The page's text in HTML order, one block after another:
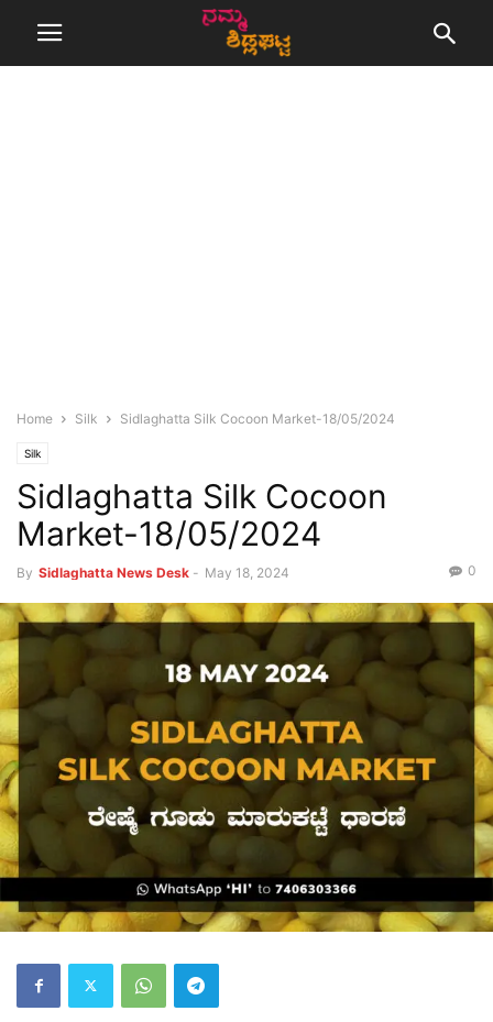
Home Silk Sidlaghatta Silk Cocoon Market-18/05/2024
Silk
Sidlaghatta Silk Cocoon
Market-18/05/2024
By Sidlaghatta News Desk - May 18, 2024 0